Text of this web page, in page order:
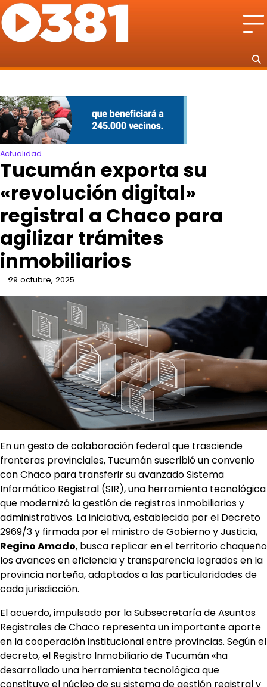
Skip
to
content
Actualidad
Tucumán exporta su
«revolución digital»
registral a Chaco para
agilizar trámites
inmobiliarios
29 octubre, 2025
En un gesto de colaboración federal que trasciende
fronteras provinciales, Tucumán suscribió un convenio
con Chaco para transferir su avanzado Sistema
Informático Registral (SIR), una herramienta tecnológica
que modernizó la gestión de registros inmobiliarios y
administrativos. La iniciativa, establecida por el Decreto
2969/3 y firmada por el ministro de Gobierno y Justicia,
Regino Amado, busca replicar en el territorio chaqueño
los avances en eficiencia y transparencia logrados en la
provincia norteña, adaptados a las particularidades de
cada jurisdicción.
El acuerdo, impulsado por la Subsecretaría de Asuntos
Registrales de Chaco representa un importante aporte
en la cooperación institucional entre provincias. Según el
decreto, el Registro Inmobiliario de Tucumán «ha
desarrollado una herramienta tecnológica que